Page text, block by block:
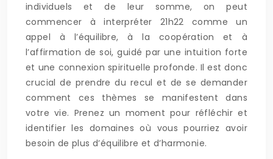
individuels et de leur somme, on peut
commencer à interpréter 21h22 comme un
appel à l’équilibre, à la coopération et à
l’affirmation de soi, guidé par une intuition forte
et une connexion spirituelle profonde. Il est donc
crucial de prendre du recul et de se demander
comment ces thèmes se manifestent dans
votre vie. Prenez un moment pour réfléchir et
identifier les domaines où vous pourriez avoir
besoin de plus d’équilibre et d’harmonie.